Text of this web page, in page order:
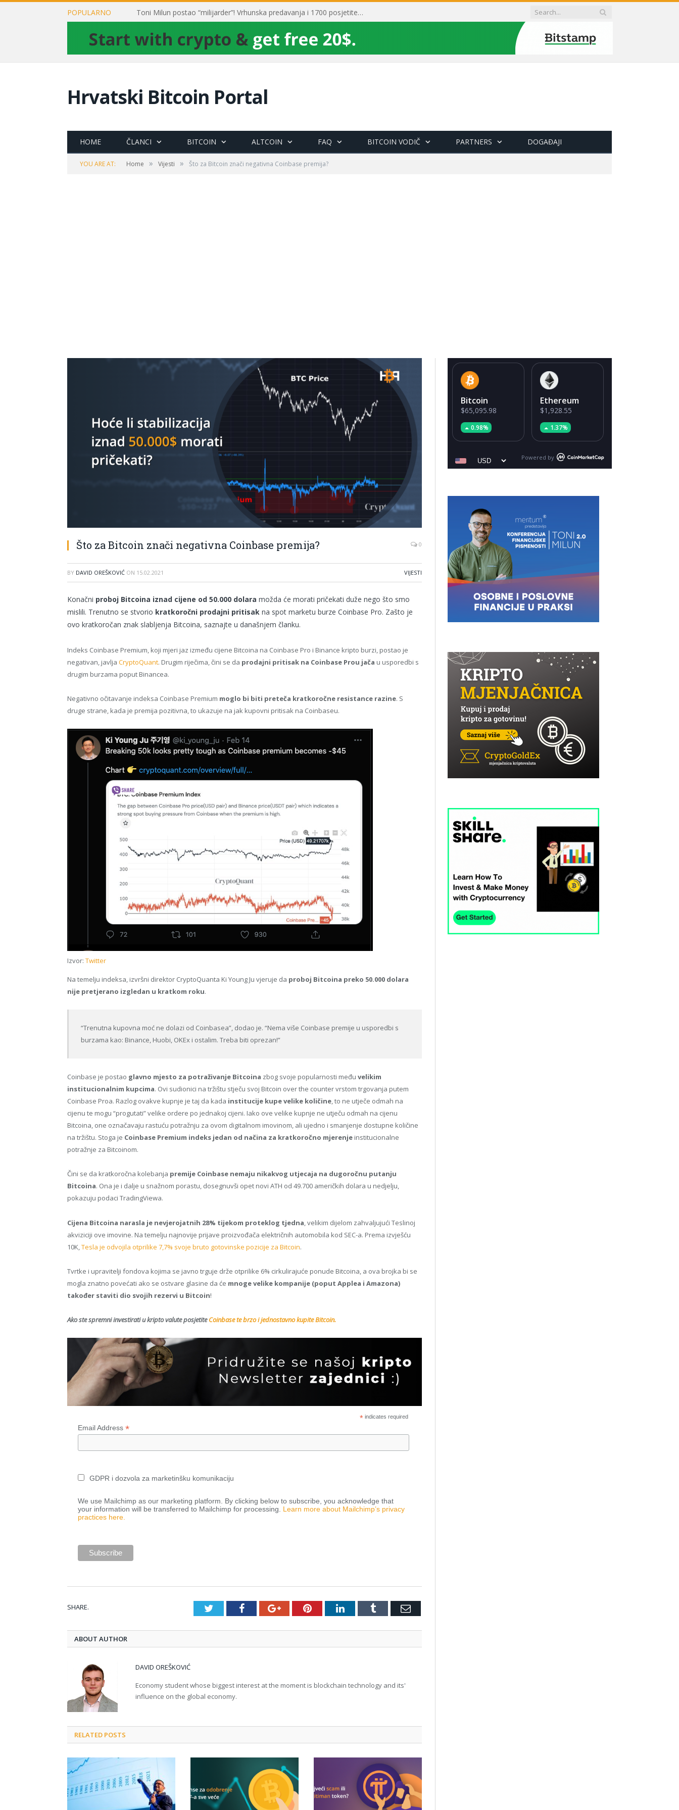
POPULARNO Toni Milun postao “milijarder”! Vrhunska predavanja i 1700 posjetitelja obilježili su mjesec financijske pismenosti
Hrvatski Bitcoin Portal
HOME ČLANCI BITCOIN ALTCOIN FAQ BITCOIN VODIČ PARTNERS DOGAĐAJI
YOU ARE AT: Home » Vijesti » Što za Bitcoin znači negativna Coinbase premija?
Što za Bitcoin znači negativna Coinbase premija? 0
BY DAVID OREŠKOVIĆ ON 15.02.2021 VIJESTI
Konačni proboj Bitcoina iznad cijene od 50.000 dolara možda će morati pričekati duže nego što smo
mislili. Trenutno se stvorio kratkoročni prodajni pritisak na spot marketu burze Coinbase Pro. Zašto je
ovo kratkoročan znak slabljenja Bitcoina, saznajte u današnjem članku.
Indeks Coinbase Premium, koji mjeri jaz između cijene Bitcoina na Coinbase Pro i Binance kripto burzi, postao je
negativan, javlja CryptoQuant. Drugim riječima, čini se da prodajni pritisak na Coinbase Prou jača u usporedbi s
drugim burzama poput Binancea.
Negativno očitavanje indeksa Coinbase Premium moglo bi biti preteča kratkoročne resistance razine. S
druge strane, kada je premija pozitivna, to ukazuje na jak kupovni pritisak na Coinbaseu.
Izvor: Twitter
Na temelju indeksa, izvršni direktor CryptoQuanta Ki Young Ju vjeruje da proboj Bitcoina preko 50.000 dolara
nije pretjerano izgledan u kratkom roku.
“Trenutna kupovna moć ne dolazi od Coinbasea”, dodao je. “Nema više Coinbase premije u usporedbi s
burzama kao: Binance, Huobi, OKEx i ostalim. Treba biti oprezan!”
Coinbase je postao glavno mjesto za potraživanje Bitcoina zbog svoje popularnosti među velikim
institucionalnim kupcima. Ovi sudionici na tržištu stječu svoj Bitcoin over the counter vrstom trgovanja putem
Coinbase Proa. Razlog ovakve kupnje je taj da kada institucije kupe velike količine, to ne utječe odmah na
cijenu te mogu “progutati” velike ordere po jednakoj cijeni. Iako ove velike kupnje ne utječu odmah na cijenu
Bitcoina, one označavaju rastuću potražnju za ovom digitalnom imovinom, ali ujedno i smanjenje dostupne količine
na tržištu. Stoga je Coinbase Premium indeks jedan od načina za kratkoročno mjerenje institucionalne
potražnje za Bitcoinom.
Čini se da kratkoročna kolebanja premije Coinbase nemaju nikakvog utjecaja na dugoročnu putanju
Bitcoina. Ona je i dalje u snažnom porastu, dosegnuvši opet novi ATH od 49.700 američkih dolara u nedjelju,
pokazuju podaci TradingViewa.
Cijena Bitcoina narasla je nevjerojatnih 28% tijekom proteklog tjedna, velikim dijelom zahvaljujući Teslinoj
akviziciji ove imovine. Na temelju najnovije prijave proizvođača električnih automobila kod SEC-a. Prema izvješću
10K,Tesla je odvojila otprilike 7,7% svoje bruto gotovinske pozicije za Bitcoin.
Tvrtke i upravitelji fondova kojima se javno trguje drže otprilike 6% cirkulirajuće ponude Bitcoina, a ova brojka bi se
mogla znatno povećati ako se ostvare glasine da će mnoge velike kompanije (poput Applea i Amazona)
također staviti dio svojih rezervi u Bitcoin!
Ako ste spremni investirati u kripto valute posjetiteCoinbase te brzo i jednostavno kupite Bitcoin.
*indicates required
Email Address*
GDPR i dozvola za marketinšku komunikaciju
We use Mailchimp as our marketing platform. By clicking below to subscribe, you acknowledge that
your information will be transferred to Mailchimp for processing. Learn more about Mailchimp’s privacy
practices here.
SHARE. TwitterFacebookGoogle+PinterestLinkedInTumblr Email
ABOUT AUTHOR
DAVID OREŠKOVIĆ
Economy student whose biggest interest at the moment is blockchain technology and its'
influence on the global economy.
RELATED POSTS
Bitcoin
$65,095.98
0.98%
Ethereum
$1,928.55
1.37%
Powered by